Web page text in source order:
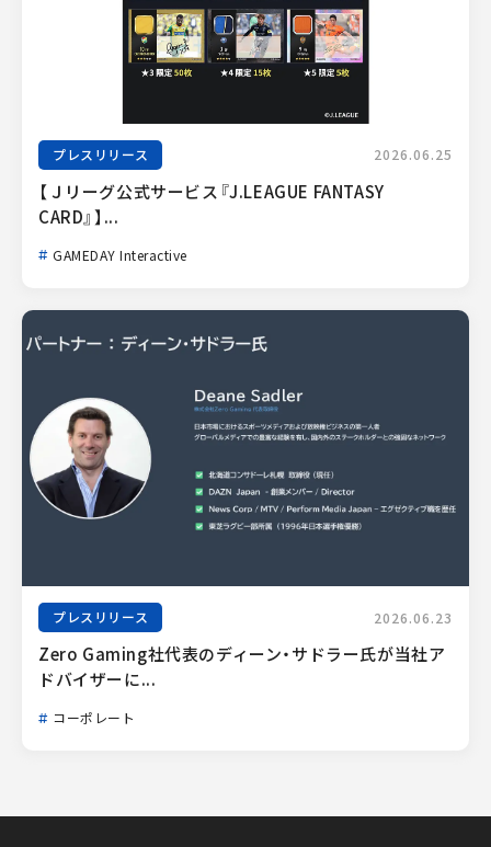
プレスリリース 2026.06.25
【Ｊリーグ公式サービス『J.LEAGUE FANTASY
CARD』】...
GAMEDAY Interactive
プレスリリース 2026.06.23
Zero Gaming社代表のディーン・サドラー氏が当社ア
ドバイザーに...
コーポレート